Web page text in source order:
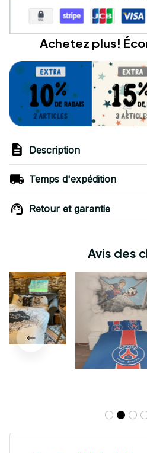
Achetez plus!
Description
Temps d'expédition
Retour et garantie
Avis des